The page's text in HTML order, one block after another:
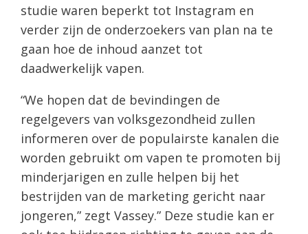
studie waren beperkt tot Instagram en
verder zijn de onderzoekers van plan na te
gaan hoe de inhoud aanzet tot
daadwerkelijk vapen.
“We hopen dat de bevindingen de
regelgevers van volksgezondheid zullen
informeren over de populairste kanalen die
worden gebruikt om vapen te promoten bij
minderjarigen en zulle helpen bij het
bestrijden van de marketing gericht naar
jongeren,” zegt Vassey.” Deze studie kan er